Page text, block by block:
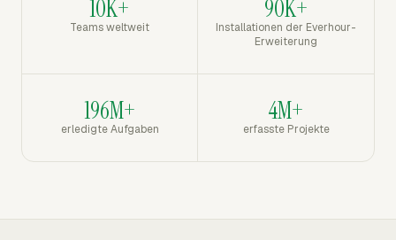
10K+
Teams weltweit
90K+
Installationen der Everhour-
Erweiterung
196M+
erledigte Aufgaben
4M+
erfasste Projekte